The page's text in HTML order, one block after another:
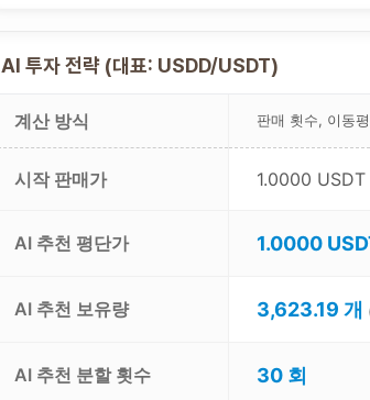
AI 투자 전략 (대표: USDD/USDT)
계산 방식 판매 횟수, 이동
시작 판매가 1.0000 USDT
AI 추천 평단가 1.0000
AI 추천 보유량 3,623.19 개
AI 추천 분할 횟수 30 회